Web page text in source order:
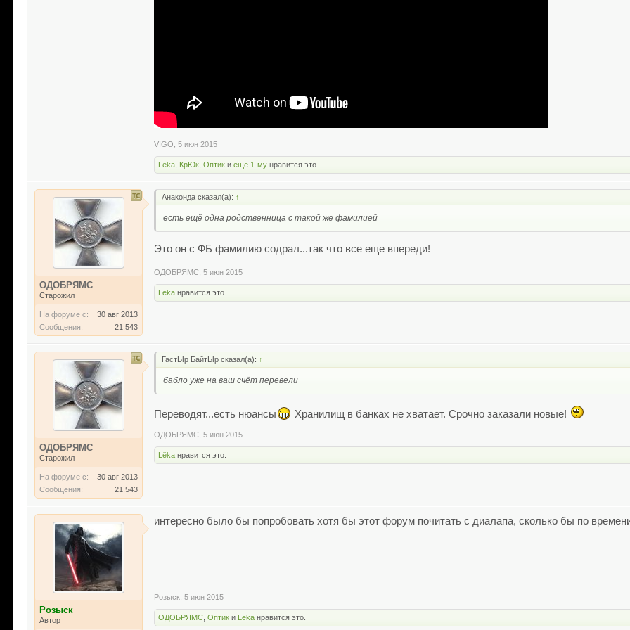
VIGO 5 июн 2015
Lёka КрЮк ,Оптик иещё 1-му нравится это.
ОДОБРЯМС
Старожил
На форуме с:
30 авг 2013
Сообщения:
21.543
Анаконда сказал(а): ↑
есть ещё одна родственница с такой же фамилией
Это он с ФБ фамилию содрал...так что все еще впереди!
ОДОБРЯМС 5 июн 2015
Lёka нравится это.
ОДОБРЯМС
Старожил
На форуме с:
30 авг 2013
Сообщения:
21.543
ГастЫр БайтЫр сказал(а): ↑
бабло уже на ваш счёт перевели
Переводят...есть нюансы Хранилищ в банках не хватает. Срочно заказали новые!
ОДОБРЯМС 5 июн 2015
Lёka нравится это.
Розыск
Автор
интересно было бы попробовать хотя бы этот форум почитать с диалапа, сколько бы по
Розыск 5 июн 2015
ОДОБРЯМС ,Оптик и Lёka нравится это.